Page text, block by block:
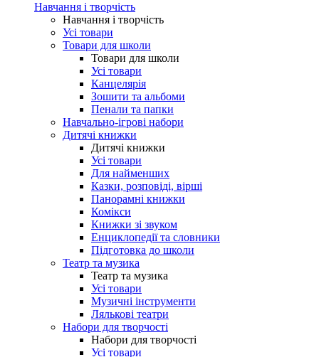
Навчання і творчість
Навчання і творчість
Усі товари
Товари для школи
Товари для школи
Усі товари
Канцелярія
Зошити та альбоми
Пенали та папки
Навчально-ігрові набори
Дитячі книжки
Дитячі книжки
Усі товари
Для найменших
Казки, розповіді, вірші
Панорамні книжки
Комікси
Книжки зі звуком
Енциклопедії та словники
Підготовка до школи
Театр та музика
Театр та музика
Усі товари
Музичні інструменти
Лялькові театри
Набори для творчості
Набори для творчості
Усі товари